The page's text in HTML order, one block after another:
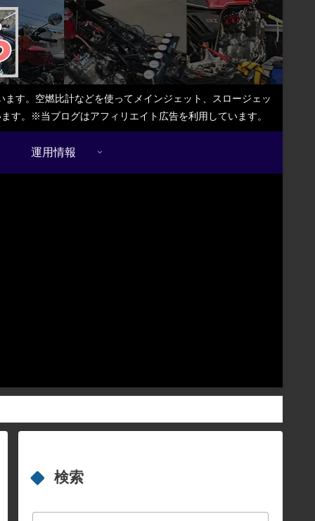
す。空燃比計などを使ってメインジェット、スロージェッ
す。※当ブログはアフィリエイト広告を利用しています。
運用情報
検索